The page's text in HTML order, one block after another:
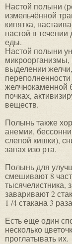
Настой полыни
измельчённой
кипятка,
настой в
еды.
Настой полыни
микроорганизмы,
выделении
переполненности
желчнокаменной
почках,
веществ.
Полынь также
анемии,
слепой кишки),
запах изо рта.
Полынь для
смешивают 8
тысячелистника,
заваривают 2
1 /4 стакана 3
Есть еще один
несколько
проглатывать их.